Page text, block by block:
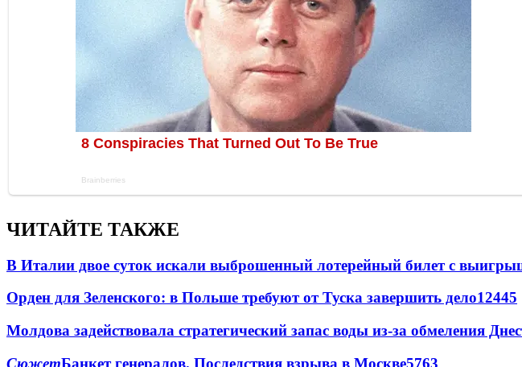
ЧИТАЙТЕ ТАКЖЕ
В Италии двое суток искали выброшенный лотерейный билет с
Орден для Зеленского: в Польше требуют от Туска завершить дело12445
Молдова задействовала стратегический запас воды из-за обмеления
СюжетБанкет генералов. Последствия взрыва в Москве5763